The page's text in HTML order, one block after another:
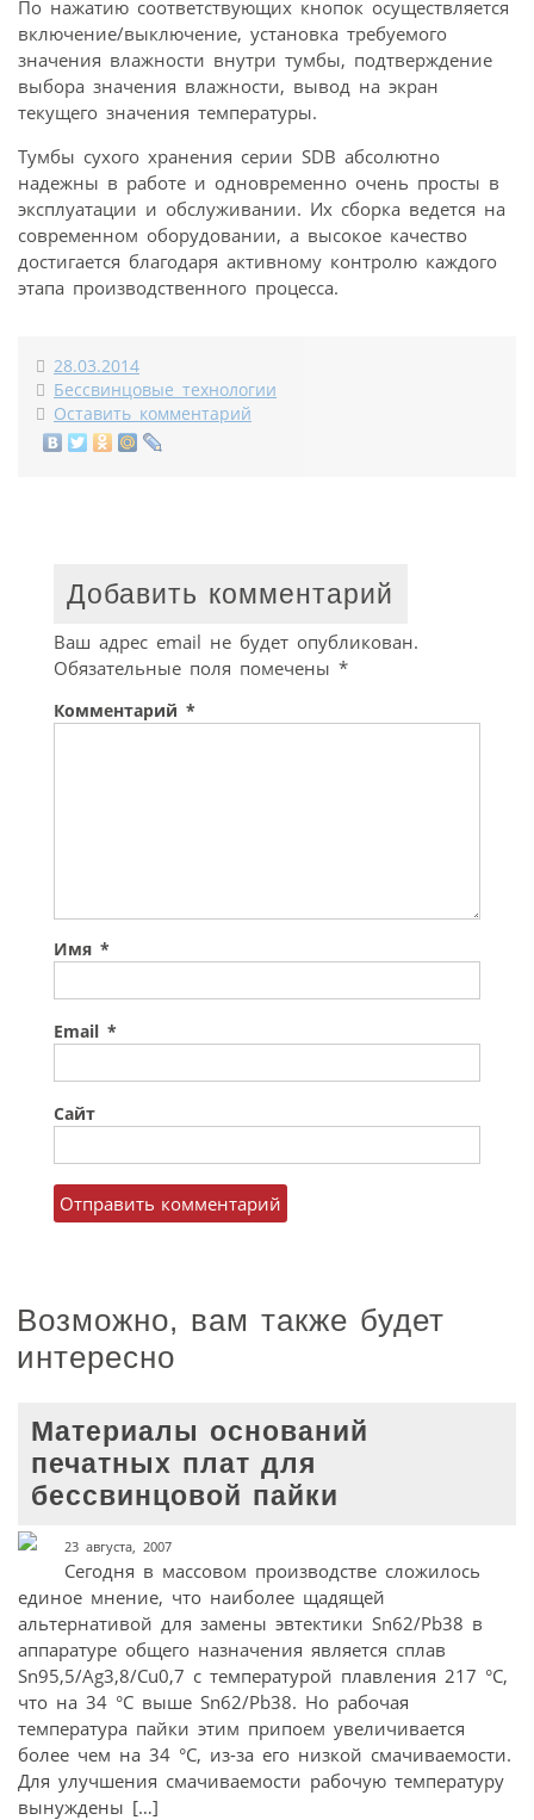
По нажатию соответствующих кнопок осуществляется
включение/выключение, установка требуемого
значения влажности внутри тумбы, подтверждение
выбора значения влажности, вывод на экран
текущего значения температуры.
Тумбы сухого хранения серии SDB абсолютно
надежны в работе и одновременно очень просты в
эксплуатации и обслуживании. Их сборка ведется на
современном оборудовании, а высокое качество
достигается благодаря активному контролю каждого
этапа производственного процесса.
28.03.2014
Бессвинцовые технологии
Оставить комментарий
Добавить комментарий
Ваш адрес email не будет опубликован.
Обязательные поля помечены *
Комментарий *
Имя *
Email *
Сайт
Возможно, вам также будет
интересно
Материалы оснований
печатных плат для
бессвинцовой пайки
23 августа, 2007
Сегодня в массовом производстве сложилось
единое мнение, что наиболее щадящей
альтернативой для замены эвтектики Sn62/Pb38 в
аппаратуре общего назначения является сплав
Sn95,5/Ag3,8/Cu0,7 с температурой плавления 217 °С,
что на 34 °С выше Sn62/Pb38. Но рабочая
температура пайки этим припоем увеличивается
более чем на 34 °С, из-за его низкой смачиваемости.
Для улучшения смачиваемости рабочую температуру
вынуждены […]